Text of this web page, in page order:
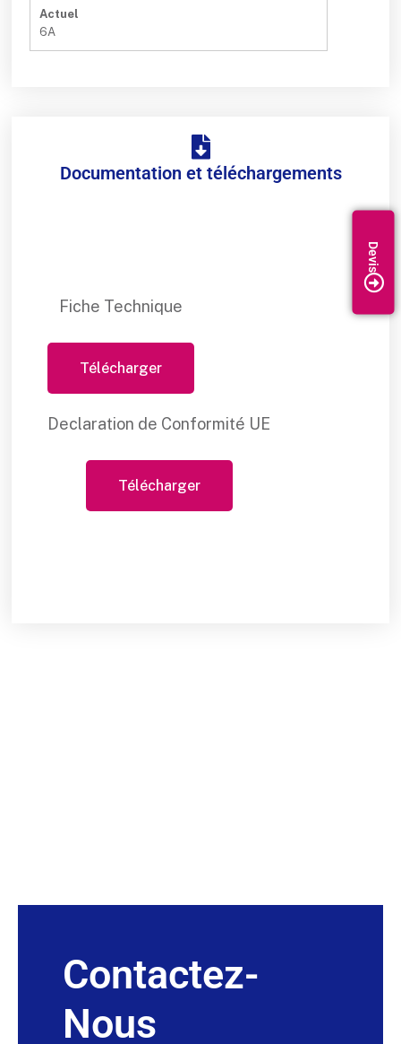
Actuel
6A
Documentation et téléchargements
Fiche Technique
Télécharger
Declaration de Conformité UE
Télécharger
Contactez-
Nous